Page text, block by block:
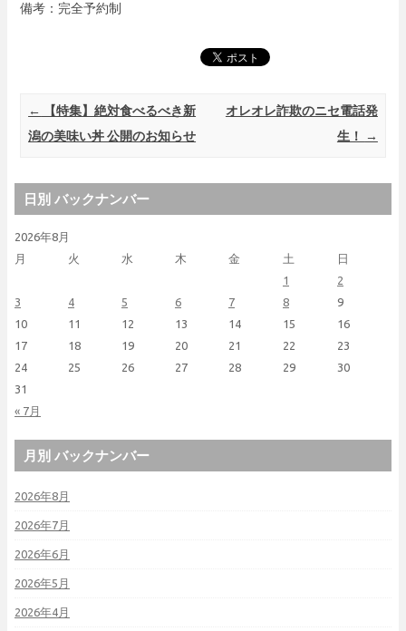
備考：完全予約制
Post navigation
←
【特集】絶対食べるべき新
潟の美味い丼 公開のお知らせ
オレオレ詐欺のニセ電話発
生！
→
日別 バックナンバー
2026年8月
月
火 水 木 金 土 日
« 7月
1
2
3
4 5 6 7 8
9
10
11 12 13 14 15
16
17
18 19 20 21 22
23
24
25 26 27 28 29
30
31
月別 バックナンバー
2026年8月
2026年7月
2026年6月
2026年5月
2026年4月